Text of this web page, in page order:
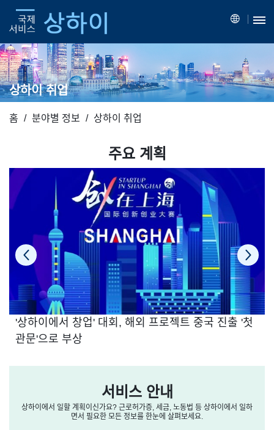
상하이 취업
홈 분야별 정보 상하이 취업
주요 계획
'상하이에서 창업' 대회, 해외 프로젝트 중국 진출 '첫
관문'으로 부상
서비스 안내
상하이에서 일할 계획이신가요? 근로허가증, 세금, 노동법 등 상하이에서 일하
면서 필요한 모든 정보를 한눈에 살펴보세요.